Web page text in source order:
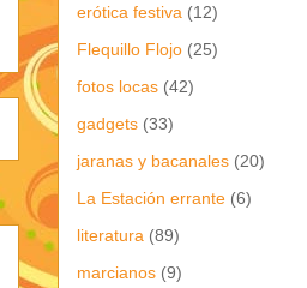
erótica festiva (12)
Flequillo Flojo (25)
fotos locas (42)
gadgets (33)
jaranas y bacanales (20)
La Estación errante (6)
literatura (89)
marcianos (9)